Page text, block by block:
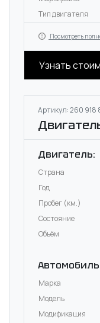
Тип двигателя
Посмотреть
Узнать
Артикул: 260 918
Двигатель:
Страна
Год
Пробег (км.)
Состояние
Объём
Марка
Модель
Модификация